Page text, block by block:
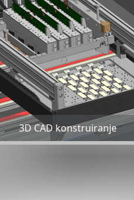
3D CAD konstruiranje